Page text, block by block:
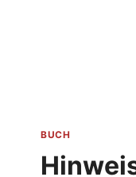
BUCH